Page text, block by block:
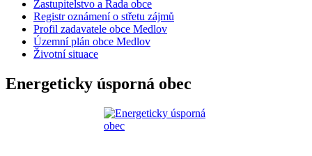
Zastupitelstvo a Rada obce
Registr oznámení o střetu zájmů
Profil zadavatele obce Medlov
Územní plán obce Medlov
Životní situace
Energeticky úsporná obec